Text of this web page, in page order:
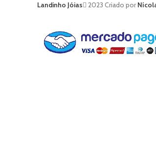
Landinho Jóias 2023 Criado por